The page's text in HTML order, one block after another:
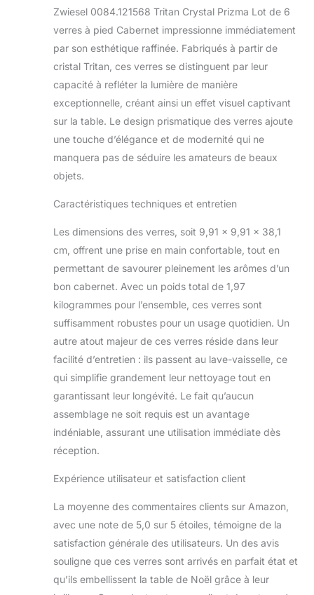
Zwiesel 0084.121568 Tritan Crystal Prizma Lot de 6
verres à pied Cabernet impressionne immédiatement
par son esthétique raffinée. Fabriqués à partir de
cristal Tritan, ces verres se distinguent par leur
capacité à refléter la lumière de manière
exceptionnelle, créant ainsi un effet visuel captivant
sur la table. Le design prismatique des verres ajoute
une touche d’élégance et de modernité qui ne
manquera pas de séduire les amateurs de beaux
objets.
Caractéristiques techniques et entretien
Les dimensions des verres, soit 9,91 x 9,91 x 38,1
cm, offrent une prise en main confortable, tout en
permettant de savourer pleinement les arômes d’un
bon cabernet. Avec un poids total de 1,97
kilogrammes pour l’ensemble, ces verres sont
suffisamment robustes pour un usage quotidien. Un
autre atout majeur de ces verres réside dans leur
facilité d’entretien : ils passent au lave-vaisselle, ce
qui simplifie grandement leur nettoyage tout en
garantissant leur longévité. Le fait qu’aucun
assemblage ne soit requis est un avantage
indéniable, assurant une utilisation immédiate dès
réception.
Expérience utilisateur et satisfaction client
La moyenne des commentaires clients sur Amazon,
avec une note de 5,0 sur 5 étoiles, témoigne de la
satisfaction générale des utilisateurs. Un des avis
souligne que ces verres sont arrivés en parfait état et
qu’ils embellissent la table de Noël grâce à leur